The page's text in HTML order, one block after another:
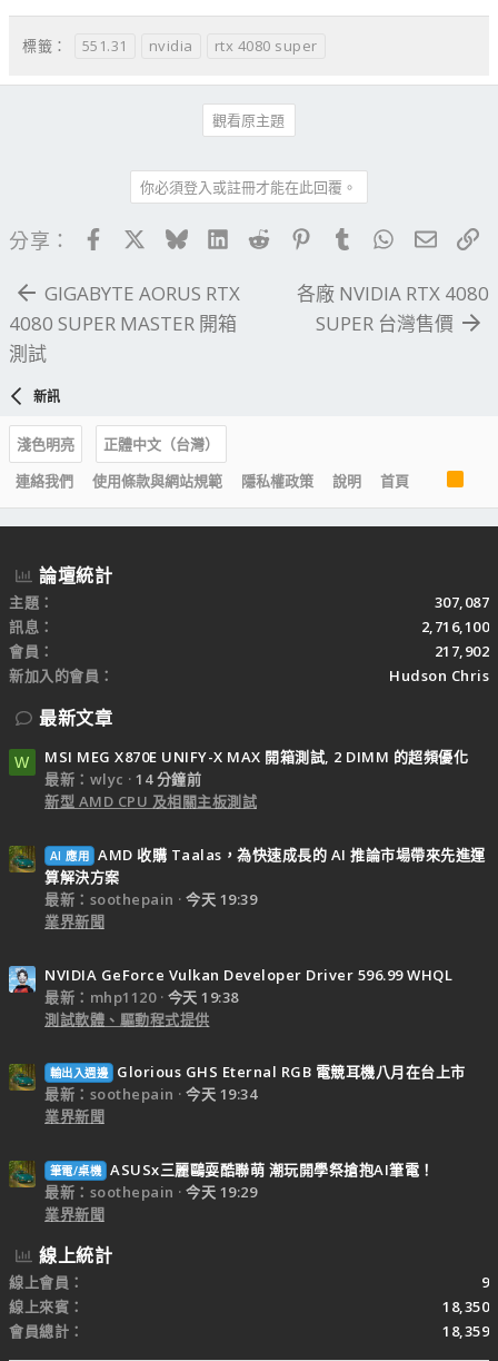
標籤： 551.31 nvidia rtx 4080 super
觀看原主題
你必須登入或註冊才能在此回覆。
分享： FacebookBlueskyLinkedIn
Reddit PinterestTumblrWhatsApp
電子
GIGABYTE AORUS RTX
4080 SUPER MASTER 開箱
測試
各廠 NVIDIA RTX 4080
SUPER 台灣售價
新訊
淺色明亮
正體中文（台灣）
連絡我們
使用條款與網站規範 隱私權政策 說明 首頁
R
S
S
論壇統計
主題
307,087
訊息
2,716,100
會員
217,902
新加入的會員
Hudson Chris
最新文章
W
MSI MEG X870E UNIFY-X MAX 開箱測試, 2 DIMM 的超頻優化
最新：wlyc
14 分鐘前
新型 AMD CPU 及相關主板測試
AI 應用 AMD 收購 Taalas，為快速成長的 AI 推論市場帶來先進運
算解決方案
最新：soothepain
今天 19:39
業界新聞
NVIDIA GeForce Vulkan Developer Driver 596.99 WHQL
最新：mhp1120
今天 19:38
測試軟體、驅動程式提供
輸出入週邊
Glorious GHS Eternal RGB 電競耳機八月在台上市
最新：soothepain
今天 19:34
業界新聞
筆電/桌機 ASUSx三麗鷗耍酷聯萌 潮玩開學祭搶抱AI筆電！
最新：soothepain
今天 19:29
業界新聞
線上統計
線上會員
9
線上來賓
18,350
會員總計
18,359